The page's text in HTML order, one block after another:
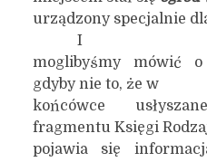
urządzony specjalnie
I
moglibyśmy mówić
gdyby nie to, że w
końcówce
fragmentu Księgi
pojawia się